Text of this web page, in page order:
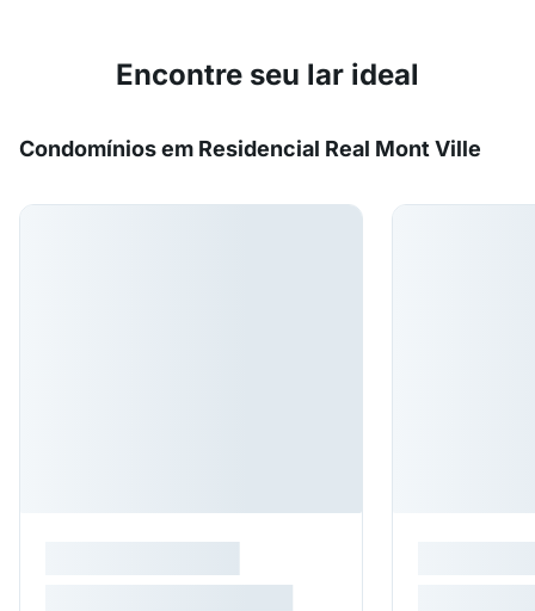
Encontre seu lar ideal
Condomínios em Residencial Real Mont Ville